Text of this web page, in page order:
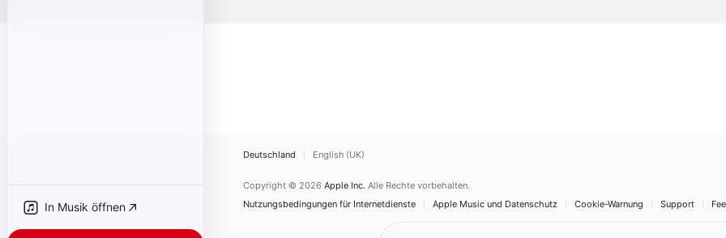
In Musik öffnen
Deutschland English (UK)
Copyright © 2026 Apple Inc. Alle Rechte vorbehalten.
Nutzungsbedingungen für Internetdienste
Apple Music und Datenschutz Cookie-Warnung Support